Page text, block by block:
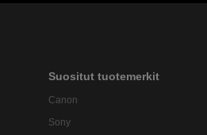
Suositut tuotemerkit
Canon
Sony